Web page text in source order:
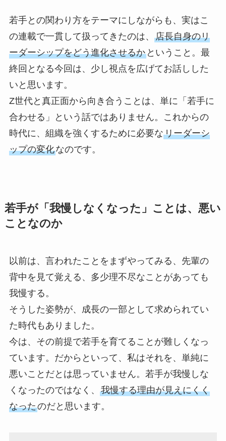
若手との関わり方をテーマにしながらも、実はこ
の連載で一貫して扱ってきたのは、 店長自身のリ
ーダーシップをどう進化させるかということ。最
終回となる今回は、少し視点を広げてお話しした
いと思います。
Z世代と真正面から向き合うことは、単に「若手に
合わせる」という話ではありません。これからの
時代に、組織を強くするために必要なリーダーシ
ップの変化なのです。
若手が「我慢しなくなった」ことは、悪い
ことなのか
以前は、言われたことをまずやってみる、先輩の
背中を見て覚える、多少理不尽なことがあっても
我慢する。
そうした姿勢が、成長の一部として求められてい
た時代もありました。
今は、その前提で若手を育てることが難しくなっ
ています。だからといって、私はそれを、単純に
悪いことだとは思っていません。若手が我慢しな
くなったのではなく、 我慢する理由が見えにくく
なったのだと思います。